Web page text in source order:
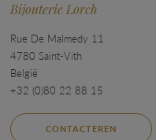
Bijouterie Lorch
Rue De Malmedy 11
4780 Saint-Vith
België
+32 (0)80 22 88 15
CONTACTEREN